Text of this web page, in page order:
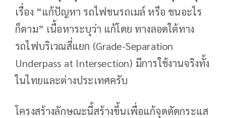
เรื่อง “แก้ปัญหา รถไฟชนรถเมล์ หรือ ชนอะไร
ก็ตาม” เนื้อหาระบุว่า แก้โดย ทางลอดใต้ทาง
รถไฟบริเวณสี่แยก (Grade-Separation
Underpass at Intersection) มีการใช้งานจริงทั้ง
ในไทยและต่างประเทศครับ
โครงสร้างลักษณะนี้สร้างขึ้นเพื่อแก้จุดตัดกระแส